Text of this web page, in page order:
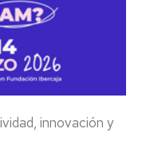
innovación y